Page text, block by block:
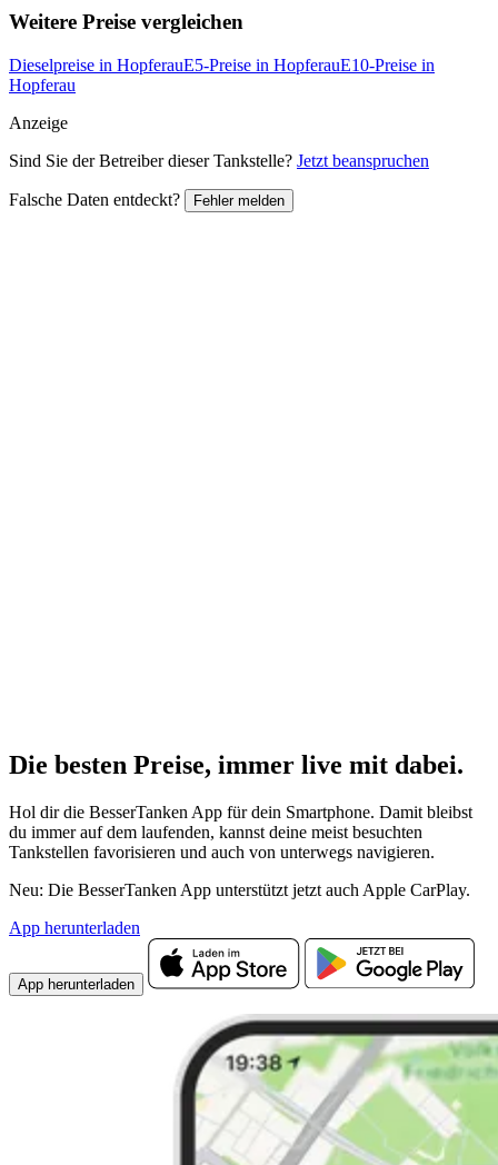
Weitere Preise vergleichen
Dieselpreise in HopferauE5-Preise in HopferauE10-Preise in
Hopferau
Anzeige
Sind Sie der Betreiber dieser Tankstelle? Jetzt beanspruchen
Falsche Daten entdeckt? Fehler melden
Die besten Preise, immer live mit dabei.
Hol dir die BesserTanken App für dein Smartphone. Damit bleibst
du immer auf dem laufenden, kannst deine meist besuchten
Tankstellen favorisieren und auch von unterwegs navigieren.
Neu: Die BesserTanken App unterstützt jetzt auch Apple CarPlay.
App herunterladen
App herunterladen